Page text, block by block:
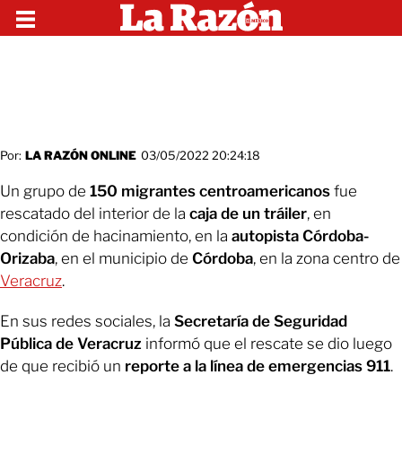
Por: LA RAZÓN ONLINE 03/05/2022 20:24:18
Un grupo de 150 migrantes centroamericanos fue
rescatado del interior de la caja de un tráiler, en
condición de hacinamiento, en la autopista Córdoba-
Orizaba, en el municipio de Córdoba, en la zona centro de
Veracruz.
En sus redes sociales, la Secretaría de Seguridad
Pública de Veracruz informó que el rescate se dio luego
de que recibió un reporte a la línea de emergencias 911.